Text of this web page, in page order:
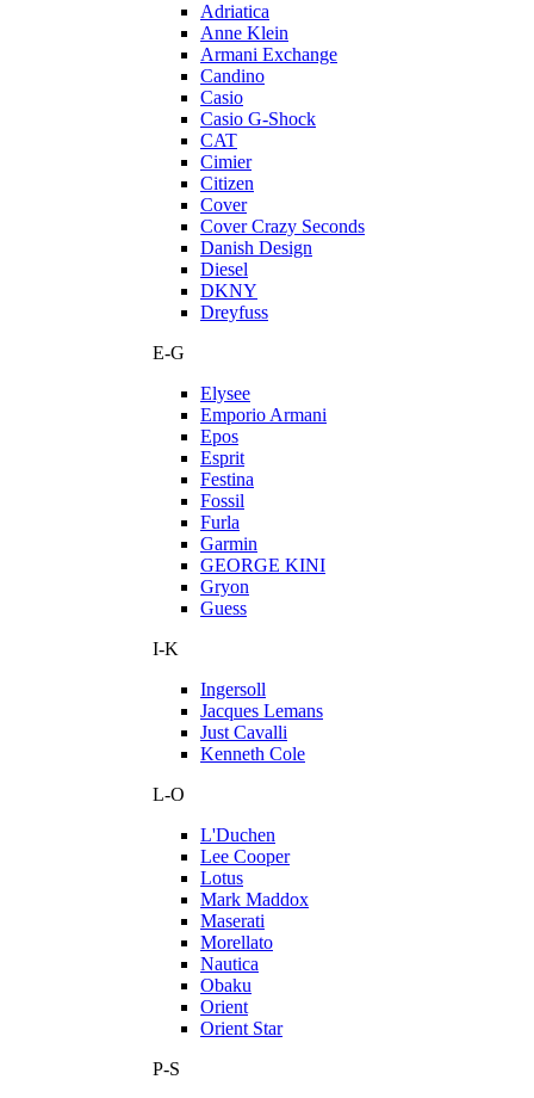
Adriatica
Anne Klein
Armani Exchange
Candino
Casio
Casio G-Shock
CAT
Cimier
Citizen
Cover
Cover Crazy Seconds
Danish Design
Diesel
DKNY
Dreyfuss
E-G
Elysee
Emporio Armani
Epos
Esprit
Festina
Fossil
Furla
Garmin
GEORGE KINI
Gryon
Guess
I-K
Ingersoll
Jacques Lemans
Just Cavalli
Kenneth Cole
L-O
L'Duchen
Lee Cooper
Lotus
Mark Maddox
Maserati
Morellato
Nautica
Obaku
Orient
Orient Star
P-S